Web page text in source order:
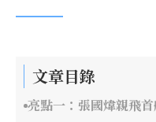
文章目錄
亮點一：張國煒親飛